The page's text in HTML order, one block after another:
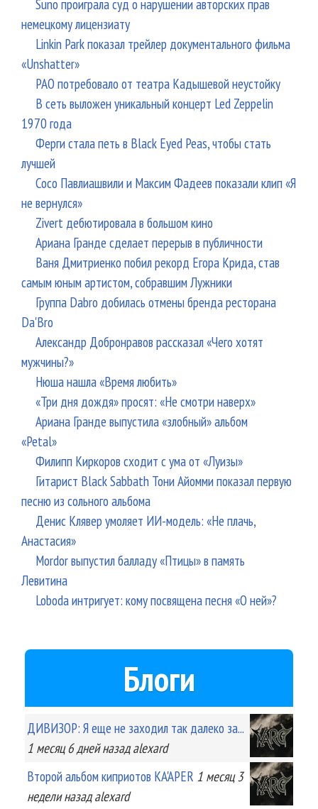
Suno проиграла суд о нарушении авторских прав
немецкому лицензиату
Linkin Park показал трейлер документального фильма
«Unshatter»
РАО потребовало от театра Кадышевой неустойку
В сеть выложен уникальный концерт Led Zeppelin
1970 года
Ферги стала петь в Black Eyed Peas, чтобы стать
лучшей
Сосо Павлиашвили и Максим Фадеев показали клип «Я
не вернулся»
Zivert дебютировала в большом кино
Ариана Гранде сделает перерыв в публичности
Ваня Дмитриенко побил рекорд Егора Крида, став
самым юным артистом, собравшим Лужники
Группа Dabro добилась отмены бренда ресторана
Da'Bro
Александр Добронравов рассказал «Чего хотят
мужчины?»
Нюша нашла «Время любить»
«Три дня дождя» просят: «Не смотри наверх»
Ариана Гранде выпустила «злобный» альбом
«Petal»
Филипп Киркоров сходит с ума от «Луизы»
Гитарист Black Sabbath Тони Айомми показал первую
песню из сольного альбома
Денис Клявер умоляет ИИ-модель: «Не плачь,
Анастасия»
Mordor выпустил балладу «Птицы» в память
Левитина
Loboda интригует: кому посвящена песня «О ней»?
Блоги
ДИВИЗОР: Я еще не заходил так далеко за...
1 месяц 6 днейназад alexard
Второй альбом киприотов KA'APER 1 месяц 3
неделиназад alexard